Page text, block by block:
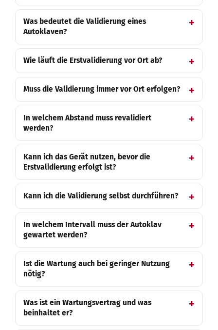
Was bedeutet die Validierung eines
Autoklaven?
Wie läuft die Erstvalidierung vor Ort ab?
Muss die Validierung immer vor Ort erfolgen?
In welchem Abstand muss revalidiert
werden?
Kann ich das Gerät nutzen, bevor die
Erstvalidierung erfolgt ist?
Kann ich die Validierung selbst durchführen?
In welchem Intervall muss der Autoklav
gewartet werden?
Ist die Wartung auch bei geringer Nutzung
nötig?
Was ist ein Wartungsvertrag und was
beinhaltet er?